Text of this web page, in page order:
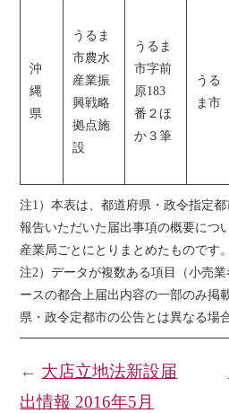
沖
縄
県
うるま
市農水
産業振
興戦略
拠点施
設
うるま
市字前
原183
番２ほ
か３筆
うる
ま市
注1）本表は、都道府県・政令指定
報告いただいた届出事項の概要につ
産業局ごとにとりまとめたものです。
注2）データが複数ある項目（小売
ースの都合上届出内容の一部のみ掲
県・政令定都市の公告とは異なる場
← 大店立地法新設届
出情報 2016年5月